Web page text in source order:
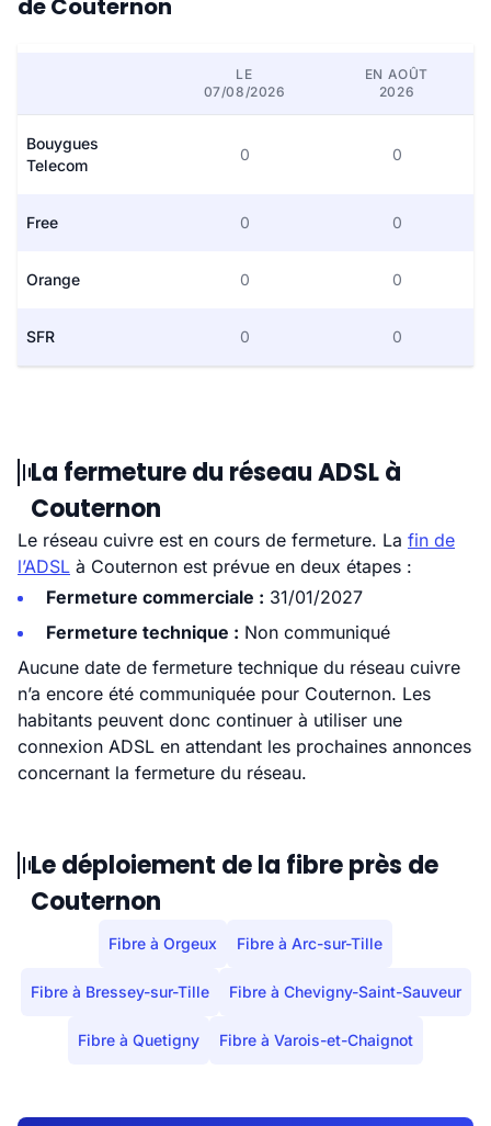
de Couternon
LE
07/08/2026
EN AOÛT
2026
Bouygues
Telecom
0 0
Free 0 0
Orange 0 0
SFR 0 0
La fermeture du réseau ADSL à
Couternon
Le réseau cuivre est en cours de fermeture. La fin de
l’ADSL à Couternon est prévue en deux étapes :
Fermeture commerciale : 31/01/2027
Fermeture technique : Non communiqué
Aucune date de fermeture technique du réseau cuivre
n’a encore été communiquée pour Couternon. Les
habitants peuvent donc continuer à utiliser une
connexion ADSL en attendant les prochaines annonces
concernant la fermeture du réseau.
Le déploiement de la fibre près de
Couternon
Fibre à Orgeux Fibre à Arc-sur-Tille
Fibre à Bressey-sur-Tille Fibre à Chevigny-Saint-Sauveur
Fibre à Quetigny Fibre à Varois-et-Chaignot